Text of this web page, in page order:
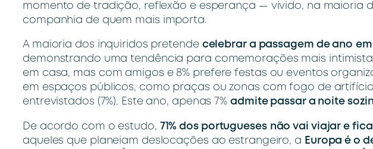
momento de tradição, reflexão e esperança — vivido, na maioria
companhia de quem mais importa.
A maioria dos inquiridos pretende celebrar a passagem de ano
demonstrando uma tendência para comemorações mais
em casa, mas com amigos e 8% prefere festas ou eventos
em espaços públicos, como praças ou zonas com fogo de
entrevistados (7%). Este ano, apenas 7% admite passar a noite
De acordo com o estudo, 71% dos portugueses não vai viajar e
aqueles que planeiam deslocações ao estrangeiro, a Europa é o